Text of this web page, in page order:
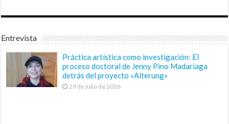
Entrevista
Práctica artística como investigación: El
proceso doctoral de Jenny Pino Madariaga
detrás del proyecto «Alterung»
29 de julio de 2026